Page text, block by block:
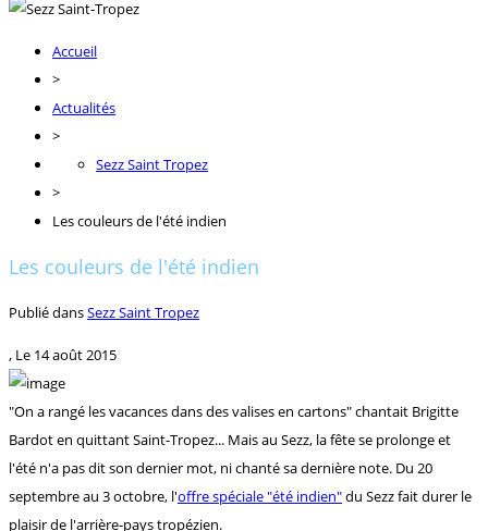
Accueil
>
Actualités
>
Sezz Saint Tropez
>
Les couleurs de l'été indien
Les couleurs de l'été indien
Publié dansSezz Saint Tropez
, Le 14 août 2015
"On a rangé les vacances dans des valises en cartons" chantait Brigitte
Bardot en quittant Saint-Tropez... Mais au Sezz, la fête se prolonge et
l'été n'a pas dit son dernier mot, ni chanté sa dernière note. Du 20
septembre au 3 octobre, l'offre spéciale "été indien"du Sezz fait durer le
plaisir de l'arrière-pays tropézien.